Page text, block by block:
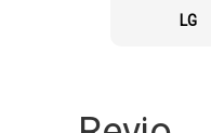
LG